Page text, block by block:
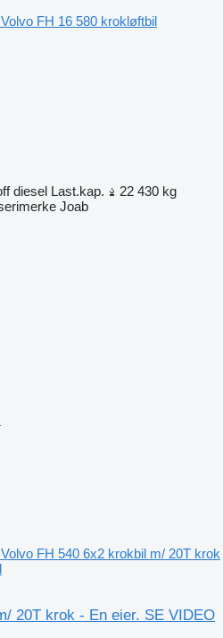
Volvo FH 16 580 krokløftbil
diesel Last.kap.
22 430 kg
Joab
Volvo FH 540 6x2 krokbil m/ 20T krok
20T krok - En eier. SE VIDEO